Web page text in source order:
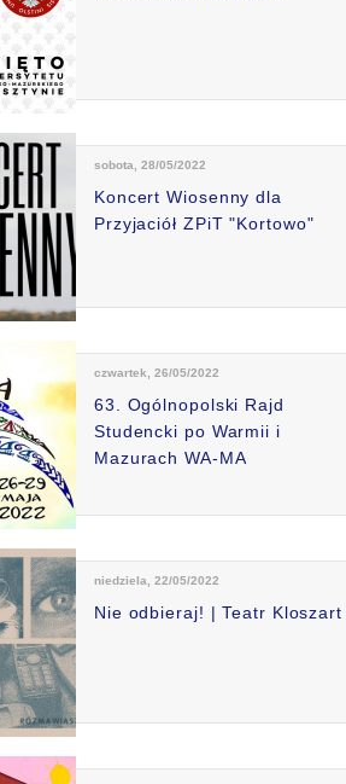
sobota, 28/05/2022
Koncert Wiosenny dla
Przyjaciół ZPiT "Kortowo"
czwartek, 26/05/2022
63. Ogólnopolski Rajd
Studencki po Warmii i
Mazurach WA-MA
niedziela, 22/05/2022
Nie odbieraj! | Teatr Kloszart